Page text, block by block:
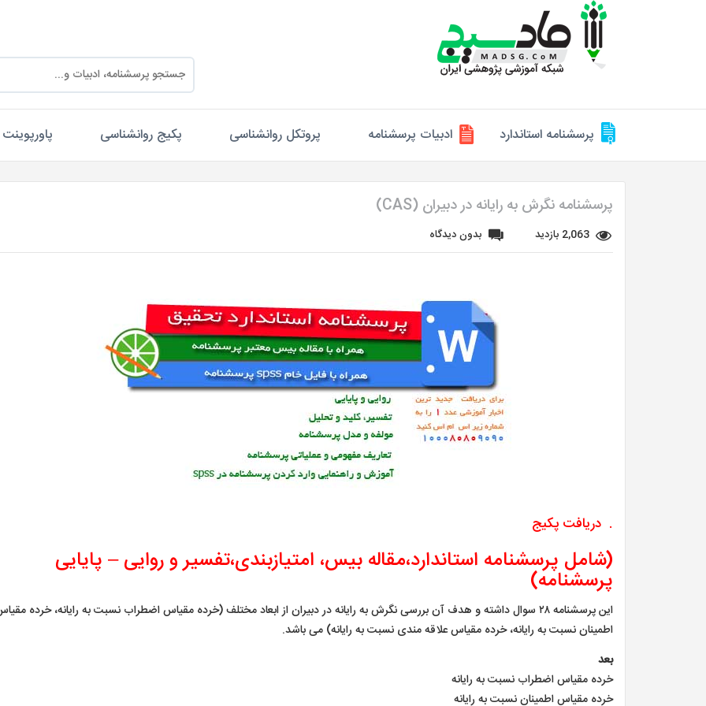
پرسشنامه استاندارد ادبیات پرسشنامه پروتکل روانشناسی پکیج روانشناسی پاورپوینت
پرسشنامه نگرش به رایانه در دبیران (CAS)
2,063 بازدید بدون دیدگاه
. دریافت پکیج
(شامل پرسشنامه استاندارد،مقاله بیس، امتیازبندی،تفسیر و روایی – پایایی
پرسشنامه)
این پرسشنامه ۲۸ سوال داشته و هدف آن بررسی نگرش به رایانه در دبیران از ابعاد مختلف (خرده مقیاس اضطراب نسبت به رایانه، خرده
اطمینان نسبت به رایانه، خرده مقیاس علاقه مندی نسبت به رایانه) می باشد.
بعد
خرده مقیاس اضطراب نسبت به رایانه
خرده مقیاس اطمینان نسبت به رایانه